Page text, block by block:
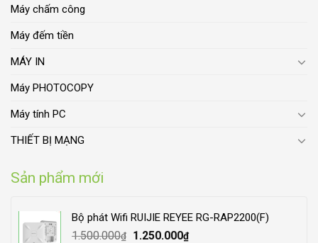
Máy chấm công
Máy đếm tiền
MÁY IN
Máy PHOTOCOPY
Máy tính PC
THIẾT BỊ MẠNG
Sản phẩm mới
Bộ phát Wifi RUIJIE REYEE RG-RAP2200(F)
1.500.000₫
Original
1.250.000₫Current